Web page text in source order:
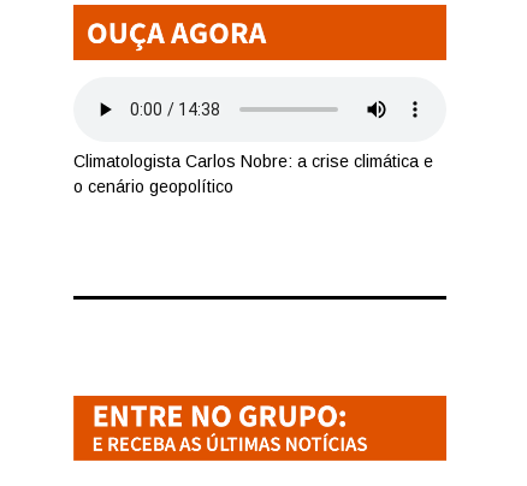
Climatologista Carlos Nobre: a crise climática e
o cenário geopolítico